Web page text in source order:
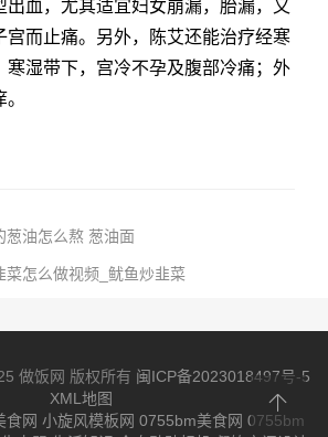
出血，尤其适宜妇女崩漏，胎漏，又
宫而止痛。另外，陈艾还能治疗经寒
寒湿带下，宫冷不孕及腹部冷痛；外
葱油怎么熬 葱油面
菜怎么做视频_鱿鱼炒韭菜
做饭网 版权所有 闽ICP备2023018497号-5
XML地图
食网 小旋风模板网 0755bm美食网 0755bm